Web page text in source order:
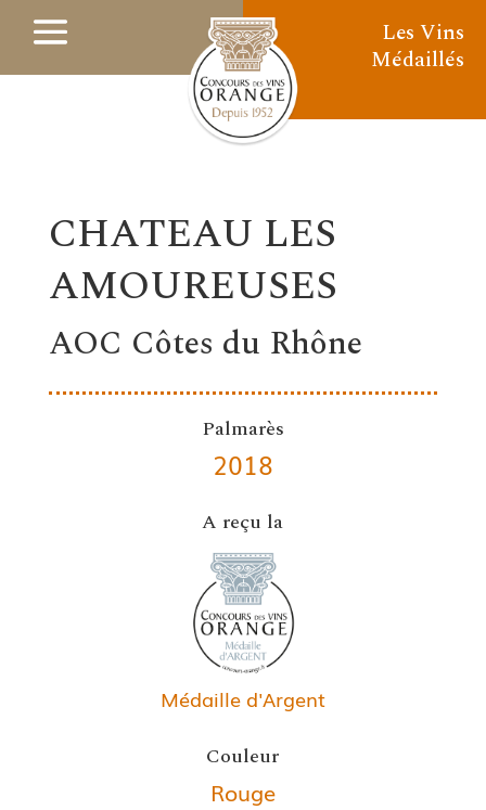
Les Vins
Médaillés
CHATEAU LES
AMOUREUSES
AOC Côtes du Rhône
Palmarès
2018
A reçu la
Médaille d'Argent
Couleur
Rouge